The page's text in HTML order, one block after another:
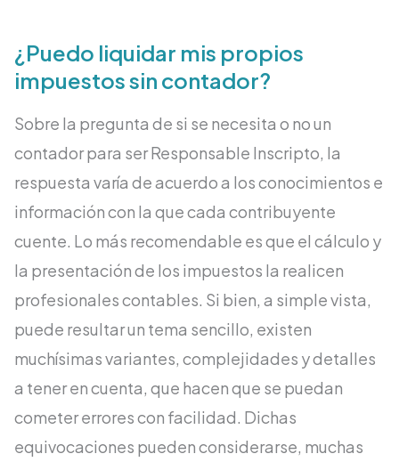
¿Puedo liquidar mis propios
impuestos sin contador?
Sobre la pregunta de si se necesita o no un
contador para ser Responsable Inscripto, la
respuesta varía de acuerdo a los conocimientos e
información con la que cada contribuyente
cuente. Lo más recomendable es que el cálculo y
la presentación de los impuestos la realicen
profesionales contables. Si bien, a simple vista,
puede resultar un tema sencillo, existen
muchísimas variantes, complejidades y detalles
a tener en cuenta, que hacen que se puedan
cometer errores con facilidad. Dichas
equivocaciones pueden considerarse, muchas